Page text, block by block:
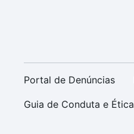
Portal de Denúncias
Guia de Conduta e Ética